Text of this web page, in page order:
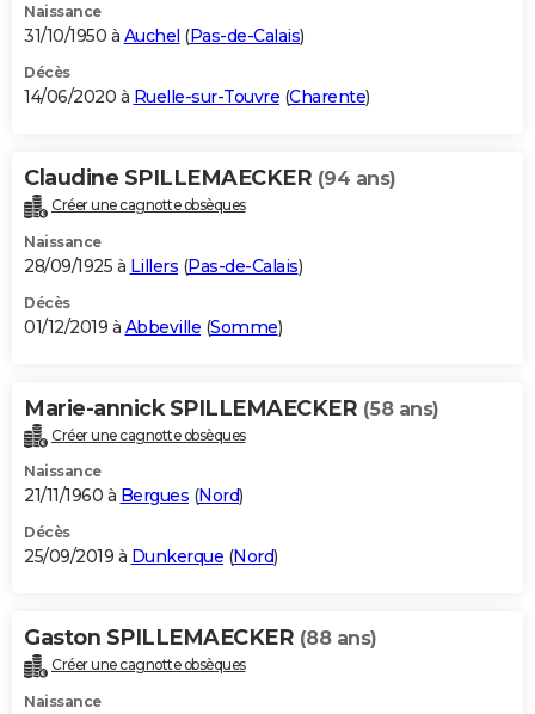
Naissance
31/10/1950 à Auchel (Pas-de-Calais)
Décès
14/06/2020 à Ruelle-sur-Touvre (Charente)
Claudine SPILLEMAECKER (94 ans)
Créer une cagnotte obsèques
Naissance
28/09/1925 à Lillers (Pas-de-Calais)
Décès
01/12/2019 à Abbeville (Somme)
Marie-annick SPILLEMAECKER (58 ans)
Créer une cagnotte obsèques
Naissance
21/11/1960 à Bergues (Nord)
Décès
25/09/2019 à Dunkerque (Nord)
Gaston SPILLEMAECKER (88 ans)
Créer une cagnotte obsèques
Naissance